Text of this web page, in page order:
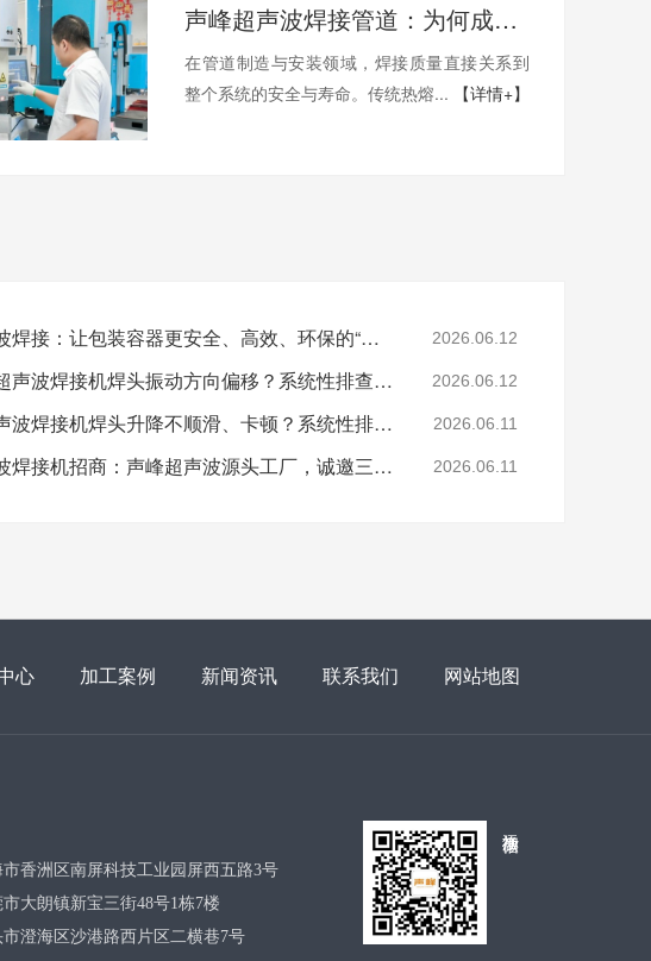
声峰超声波焊接管道：为何成为工业连接的新标杆？
在管道制造与安装领域，焊接质量直接关系到
整个系统的安全与寿命。传统热熔...
【详情+】
声峰超声波焊接：让包装容器更安全、高效、环保的“隐形黑科技” 2026.06.12
泰索尼克超声波焊接机焊头振动方向偏移？系统性排查与专业解决方案 2026.06.12
必能信超声波焊接机焊头升降不顺滑、卡顿？系统性排查与专业解决方案 2026.06.11
山西超声波焊接机招商：声峰超声波源头工厂，诚邀三晋合伙人共拓市场 2026.06.11
心 加工案例 新闻资讯 联系我们 网站地图
香洲区南屏科技工业园屏西五路3号
大朗镇新宝三街48号1栋7楼
澄海区沙港路西片区二横巷7号